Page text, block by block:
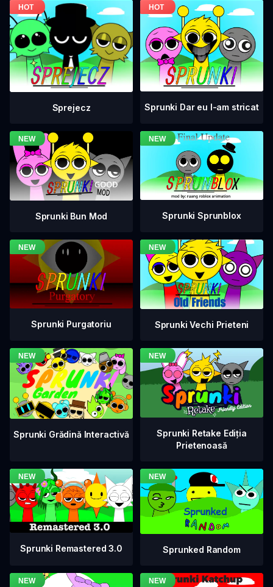
Sprejecz Sprunki Dar eu l-am stricat
Sprunki Bun Mod Sprunki Sprunblox
Sprunki Purgatoriu Sprunki Vechi Prieteni
Sprunki Grădină Interactivă
Sprunki Retake Ediția
Prietenoasă
Sprunki Remastered 3.0 Sprunked Random